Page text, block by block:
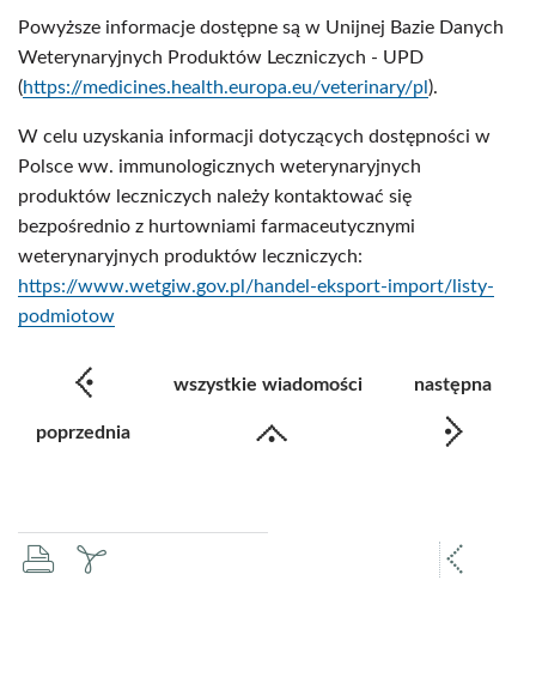
Powyższe informacje dostępne są w Unijnej Bazie Danych
Weterynaryjnych Produktów Leczniczych - UPD
(https://medicines.health.europa.eu/veterinary/pl ).
W celu uzyskania informacji dotyczących dostępności w
Polsce ww. immunologicznych weterynaryjnych
produktów leczniczych należy kontaktować się
bezpośrednio z hurtowniami farmaceutycznymi
weterynaryjnych produktów leczniczych:
https://www.wetgiw.gov.pl/handel-eksport-import/listy-
podmiotow
poprzednia
wszystkie wiadomości następna
drukujzapisz